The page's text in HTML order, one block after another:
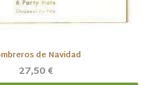
de Navidad
27,50 €